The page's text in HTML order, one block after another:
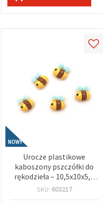
NOWY
Urocze plastikowe
kaboszony pszczółki do
rękodzieła – 10,5x10x5,5
mm – mix – zestaw 10 szt.
SKU: 603217